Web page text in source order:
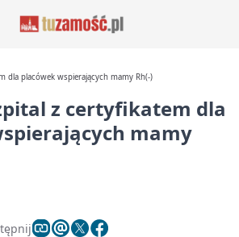
dla placówek wspierających mamy Rh(-)
z certyfikatem dla
mamy